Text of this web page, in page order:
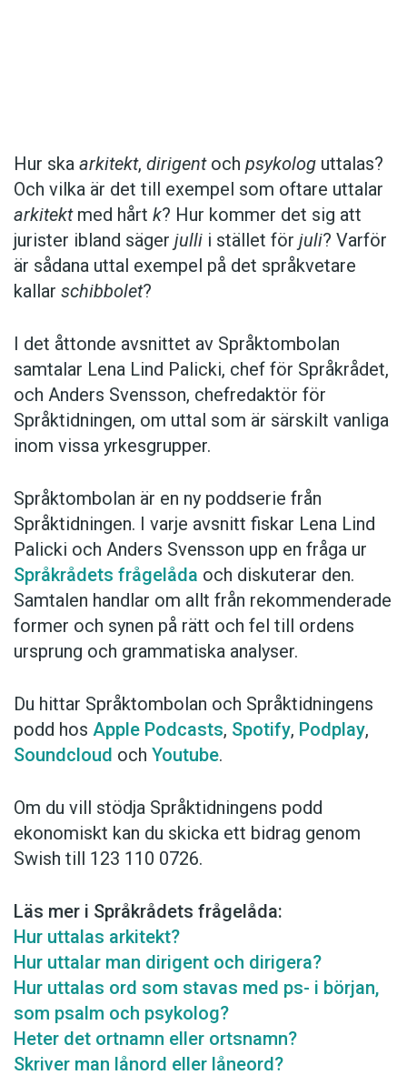
Hantera cookie-inställningar
Hur ska arkitekt, dirigentoch psykolog uttalas?
Och vilka är det till exempel som oftare uttalar
arkitektmed hårt k? Hur kommer det sig att
jurister ibland säger julli i stället för juli? Varför
är sådana uttal exempel på det språkvetare
kallar schibbolet?
I det åttonde avsnittet av Språktombolan
samtalar Lena Lind Palicki, chef för Språkrådet,
och Anders Svensson, chefredaktör för
Språktidningen, om uttal som är särskilt vanliga
inom vissa yrkesgrupper.
Språktombolan är en ny poddserie från
Språktidningen. I varje avsnitt fiskar Lena Lind
Palicki och Anders Svensson upp en fråga ur
Språkrådets frågelåda och diskuterar den.
Samtalen handlar om allt från rekommenderade
former och synen på rätt och fel till ordens
ursprung och grammatiska analyser.
Du hittar Språktombolan och Språktidningens
podd hos Apple Podcasts, Spotify, Podplay,
Soundcloud och Youtube.
Om du vill stödja Språktidningens podd
ekonomiskt kan du skicka ett bidrag genom
Swish till 123 110 0726.
Läs mer i Språkrådets frågelåda:
Hur uttalas arkitekt?
Hur uttalar man dirigent och dirigera?
Hur uttalas ord som stavas med ps- i början,
som psalm och psykolog?
Heter det ortnamn eller ortsnamn?
Skriver man lånord eller låneord?